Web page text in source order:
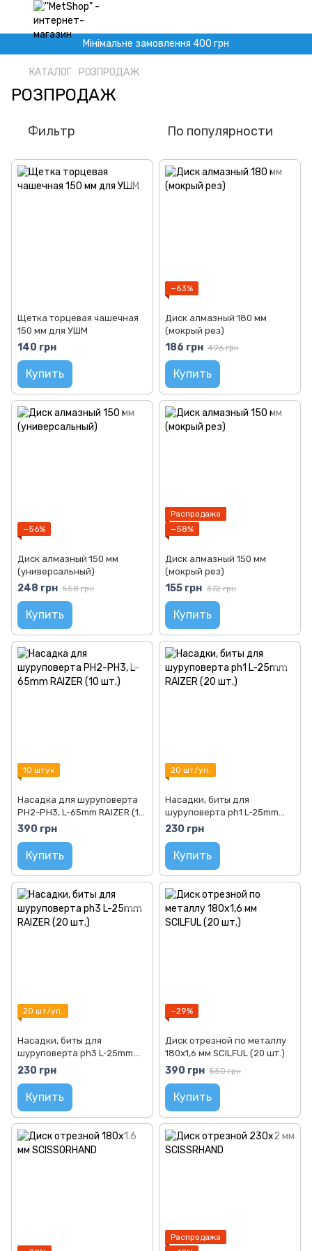
Мінімальне замовлення 400 грн
КАТАЛОГ РОЗПРОДАЖ
РОЗПРОДАЖ
Фильтр По популярности
Щетка торцевая чашечная
150 мм для УШМ
140 грн
Купить
−63%
Диск алмазный 180 мм
(мокрый рез)
186 грн 496 грн
Купить
−56%
Диск алмазный 150 мм
(универсальный)
248 грн 558 грн
Купить
Распродажа
−58%
Диск алмазный 150 мм
(мокрый рез)
155 грн 372 грн
Купить
10 штук
Насадка для шуруповерта
PH2-PH3, L-65mm RAIZER (10
шт.)
390 грн
Купить
20 шт/уп.
Насадки, биты для
шуруповерта ph1 L-25mm
RAIZER (20 шт.)
230 грн
Купить
20 шт/уп.
Насадки, биты для
шуруповерта ph3 L-25mm
RAIZER (20 шт.)
230 грн
Купить
−29%
Диск отрезной по металлу
180х1,6 мм SCILFUL (20 шт.)
390 грн 550 грн
Купить
Распродажа